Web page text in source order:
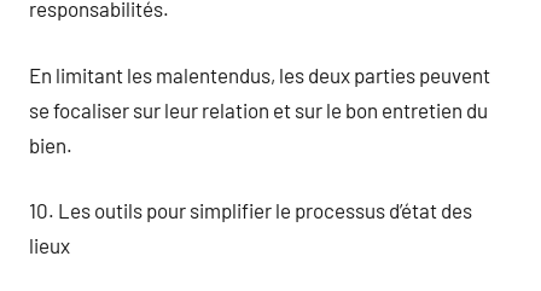
responsabilités.
En limitant les malentendus, les deux parties peuvent
se focaliser sur leur relation et sur le bon entretien du
bien.
10. Les outils pour simplifier le processus d’état des
lieux